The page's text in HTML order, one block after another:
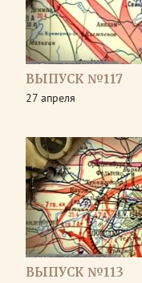
ВЫПУСК №117
27 апреля
ВЫПУСК №113